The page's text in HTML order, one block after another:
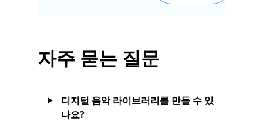
자주 묻는 질문
디지털 음악 라이브러리를 만들 수 있
나요?